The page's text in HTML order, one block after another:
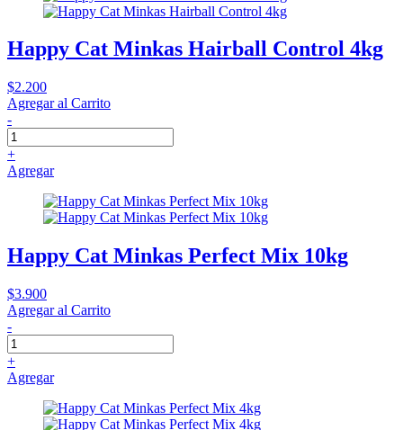
Happy Cat Minkas Hairball Control 4kg
$2.200
Agregar al Carrito
-
+
Agregar
Happy Cat Minkas Perfect Mix 10kg
$3.900
Agregar al Carrito
-
+
Agregar